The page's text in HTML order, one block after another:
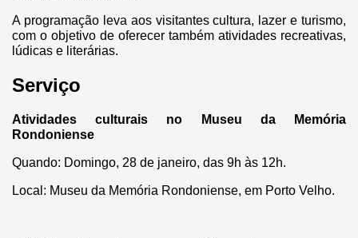
A programação leva aos visitantes cultura, lazer e turismo,
com o objetivo de oferecer também atividades recreativas,
lúdicas e literárias.
Serviço
Atividades culturais no Museu da Memória
Rondoniense
Quando: Domingo, 28 de janeiro, das 9h às 12h.
Local: Museu da Memória Rondoniense, em Porto Velho.